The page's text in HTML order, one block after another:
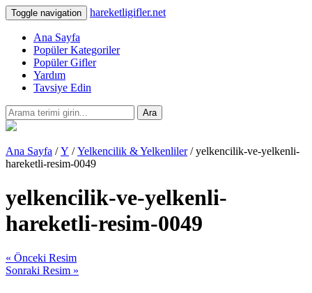
Toggle navigation hareketligifler.net
Ana Sayfa
Popüler Kategoriler
Popüler Gifler
Yardım
Tavsiye Edin
Ara
Ana Sayfa /Y /Yelkencilik & Yelkenliler/ yelkencilik-ve-yelkenli-
hareketli-resim-0049
yelkencilik-ve-yelkenli-
hareketli-resim-0049
« Önceki Resim
Sonraki Resim »